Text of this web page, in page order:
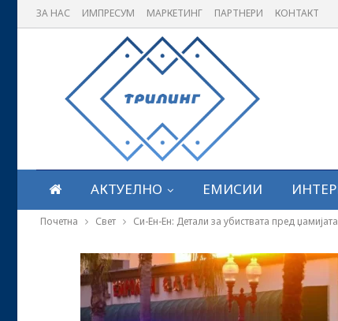
ЗА НАС ИМПРЕСУМ МАРКЕТИНГ ПАРТНЕРИ КОНТАКТ
АКТУЕЛНО ЕМИСИИ
Почетна Свет Си-Ен-Ен: Детали за убиствата пред